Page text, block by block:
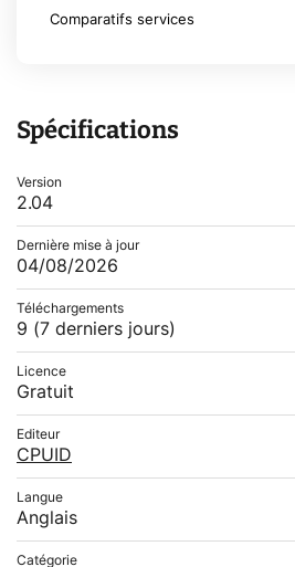
Comparatifs services
Spécifications
Version
2.04
Dernière mise à jour
04/08/2026
Téléchargements
9 (7 derniers jours)
Licence
Gratuit
Editeur
CPUID
Langue
Anglais
Catégorie